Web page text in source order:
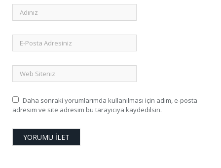
Daha sonraki yorumlarımda kullanılması için adım, e-posta
adresim ve site adresim bu tarayıcıya kaydedilsin.